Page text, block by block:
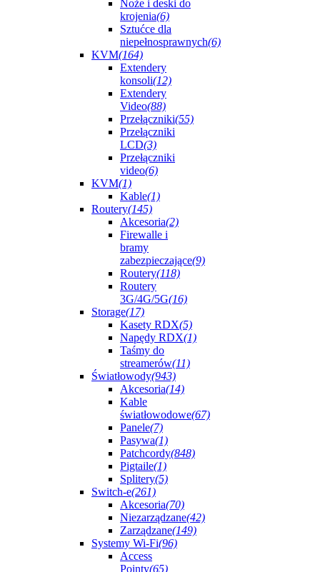
Noże i deski do
krojenia(6)
Sztućce dla
niepełnosprawnych(6)
KVM(164)
Extendery
konsoli(12)
Extendery
Video(88)
Przełączniki(55)
Przełączniki
LCD(3)
Przełączniki
video(6)
KVM(1)
Kable(1)
Routery(145)
Akcesoria(2)
Firewalle i
bramy
zabezpieczające(9)
Routery(118)
Routery
3G/4G/5G(16)
Storage(17)
Kasety RDX(5)
Napędy RDX(1)
Taśmy do
streamerów(11)
Światłowody(943)
Akcesoria(14)
Kable
światłowodowe(67)
Panele(7)
Pasywa(1)
Patchcordy(848)
Pigtaile(1)
Splitery(5)
Switch-e(261)
Akcesoria(70)
Niezarządzane(42)
Zarządzane(149)
Systemy Wi-Fi(96)
Access
Pointy(65)